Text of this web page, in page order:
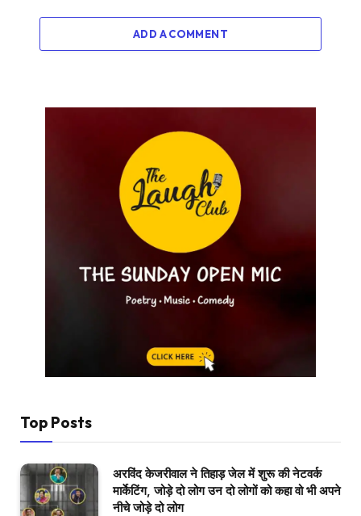
ADD A COMMENT
Top Posts
अरविंद केजरीवाल ने तिहाड़ जेल में शुरू की नेटवर्क
मार्केटिंग, जोड़े दो लोग उन दो लोगों को कहा वो भी अपने
नीचे जोड़े दो लोग